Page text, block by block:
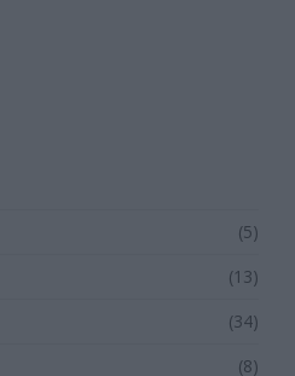
(5)
(13)
(34)
(8)